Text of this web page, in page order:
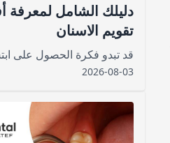
دليلك الشامل لمعرفة
تقويم الاسنان
2026-08-03